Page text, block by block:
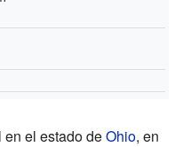
el estado deOhio, en